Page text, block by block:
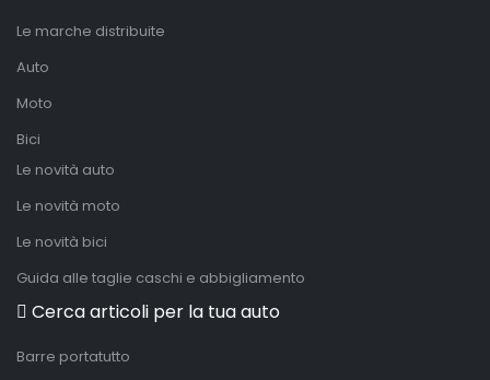
Le marche distribuite
Auto
Moto
Bici
Le novità auto
Le novità moto
Le novità bici
Guida alle taglie caschi e abbigliamento
Cerca articoli per la tua auto
Barre portatutto